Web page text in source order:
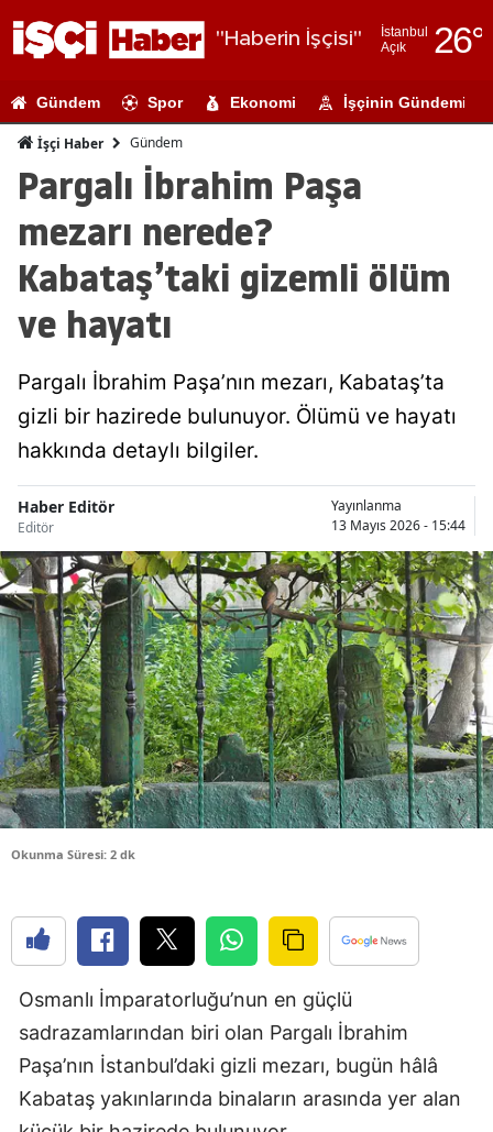
"Haberin İşçisi"
İstanbul
Açık
26°
Adıyaman
Ankara
Artvin
Aydın
Bilecik
Bingöl
Bitlis
Bolu
Burdur
Bursa
Çanakkale
Çankırı
Denizli
Diyarbakır
Elazığ
Erzincan
Gündem Spor Ekonomi İşçinin Gündemi
İşçi Haber Gündem
Pargalı İbrahim Paşa
mezarı nerede?
Kabataş’taki gizemli ölüm
ve hayatı
Pargalı İbrahim Paşa’nın mezarı, Kabataş’ta
gizli bir hazirede bulunuyor. Ölümü ve hayatı
hakkında detaylı bilgiler.
Haber Editör
Editör
Yayınlanma
13 Mayıs 2026 - 15:44
Okunma Süresi: 2 dk
Osmanlı İmparatorluğu’nun en güçlü
sadrazamlarından biri olan Pargalı İbrahim
Paşa’nın İstanbul’daki gizli mezarı, bugün hâlâ
Kabataş yakınlarında binaların arasında yer alan